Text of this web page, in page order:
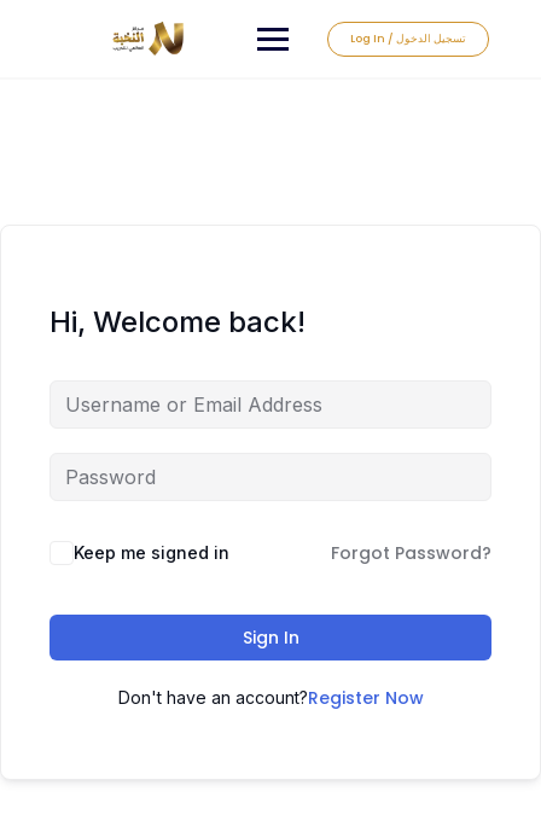
Log In / تسجيل الدخول
Hi, Welcome back!
Keep me signed in Forgot Password?
Sign In
Don't have an account?Register Now